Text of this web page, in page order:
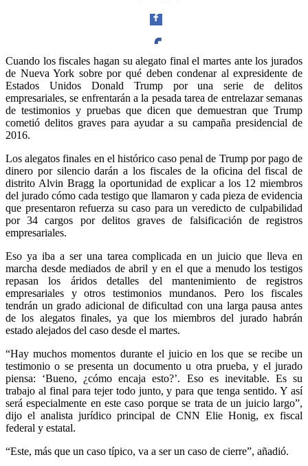
Facebook
Linkedin
Cuando los fiscales hagan su alegato final el martes ante los jurados
de Nueva York sobre por qué deben condenar al expresidente de
Estados Unidos Donald Trump por una serie de delitos
empresariales, se enfrentarán a la pesada tarea de entrelazar semanas
de testimonios y pruebas que dicen que demuestran que Trump
cometió delitos graves para ayudar a su campaña presidencial de
2016.
Los alegatos finales en el histórico caso penal de Trump por pago de
dinero por silencio darán a los fiscales de la oficina del fiscal de
distrito Alvin Bragg la oportunidad de explicar a los 12 miembros
del jurado cómo cada testigo que llamaron y cada pieza de evidencia
que presentaron refuerza su caso para un veredicto de culpabilidad
por 34 cargos por delitos graves de falsificación de registros
empresariales.
Eso ya iba a ser una tarea complicada en un juicio que lleva en
marcha desde mediados de abril y en el que a menudo los testigos
repasan los áridos detalles del mantenimiento de registros
empresariales y otros testimonios mundanos. Pero los fiscales
tendrán un grado adicional de dificultad con una larga pausa antes
de los alegatos finales, ya que los miembros del jurado habrán
estado alejados del caso desde el martes.
“Hay muchos momentos durante el juicio en los que se recibe un
testimonio o se presenta un documento u otra prueba, y el jurado
piensa: ‘Bueno, ¿cómo encaja esto?’. Eso es inevitable. Es su
trabajo al final para tejer todo junto, y para que tenga sentido. Y así
será especialmente en este caso porque se trata de un juicio largo”,
dijo el analista jurídico principal de CNN Elie Honig, ex fiscal
federal y estatal.
“Este, más que un caso típico, va a ser un caso de cierre”, añadió.